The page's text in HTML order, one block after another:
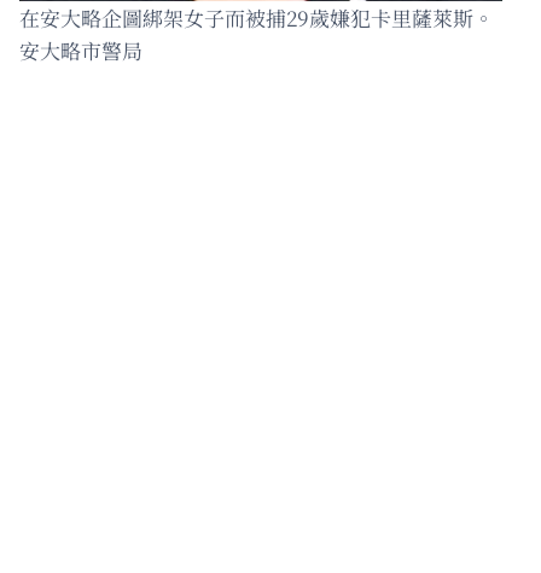
在安大略企圖綁架女子而被捕29歲嫌犯卡里薩萊斯。
安大略市警局